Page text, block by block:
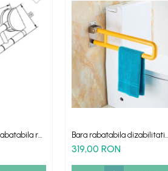
rol
Dikalan
Bara rabatabila dizabilitati
antibacteriana galbena
319,00 RON